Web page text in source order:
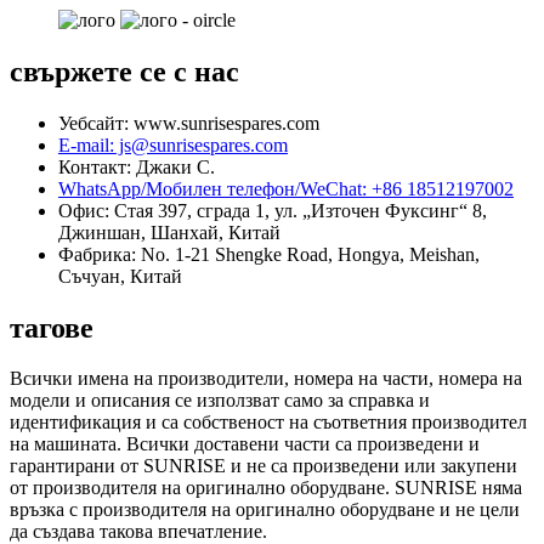
свържете се с нас
Уебсайт: www.sunrisespares.com
E-mail: js@sunrisespares.com
Контакт: Джаки С.
WhatsApp/Мобилен телефон/WeChat: +86 18512197002
Офис: Стая 397, сграда 1, ул. „Източен Фуксинг“ 8,
Джиншан, Шанхай, Китай
Фабрика: No. 1-21 Shengke Road, Hongya, Meishan,
Съчуан, Китай
тагове
Всички имена на производители, номера на части, номера на
модели и описания се използват само за справка и
идентификация и са собственост на съответния производител
на машината. Всички доставени части са произведени и
гарантирани от SUNRISE и не са произведени или закупени
от производителя на оригинално оборудване. SUNRISE няма
връзка с производителя на оригинално оборудване и не цели
да създава такова впечатление.